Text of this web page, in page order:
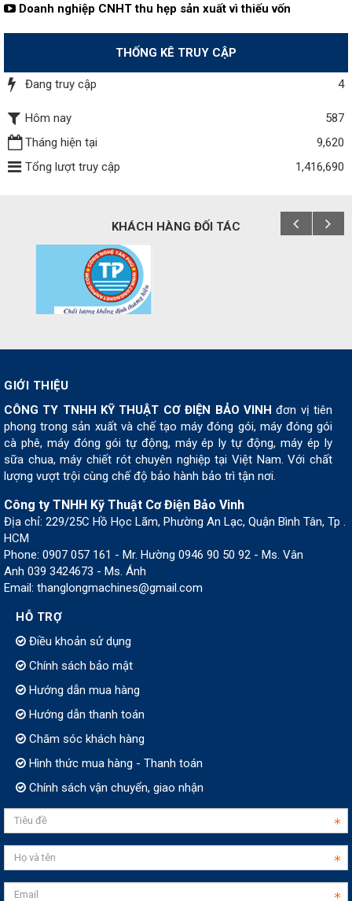
Doanh nghiệp CNHT thu hẹp sản xuất vì thiếu vốn
THỐNG KÊ TRUY CẬP
Đang truy cập 4
Hôm nay
587
Tháng hiện tại
9,620
Tổng lượt truy cập
1,416,690
KHÁCH HÀNG ĐỐI TÁC
GIỚI THIỆU
CÔNG TY TNHH KỸ THUẬT CƠ ĐIỆN BẢO VINH đơn vị tiên
phong trong sản xuất và chế tạo máy đóng gói, máy đóng gói
cà phê, máy đóng gói tự động, máy ép ly tự động, máy ép ly
sữa chua, máy chiết rót chuyên nghiệp tại Việt Nam. Với chất
lượng vượt trội cùng chế độ bảo hành bảo trì tận nơi.
Công ty TNHH Kỹ Thuật Cơ Điện Bảo Vinh
Địa chỉ: 229/25C Hồ Học Lãm, Phường An Lạc, Quận Bình Tân, Tp .
HCM
Phone: 0907 057 161 - Mr. Hường 0946 90 50 92 - Ms. Vân
Anh 039 3424673 - Ms. Ánh
Email: thanglongmachines@gmail.com
HỖ TRỢ
Điều khoản sử dụng
Chính sách bảo mật
Hướng dẫn mua hàng
Hướng dẫn thanh toán
Chăm sóc khách hàng
Hình thức mua hàng - Thanh toán
Chính sách vận chuyển, giao nhận